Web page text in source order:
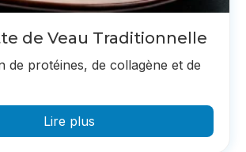
de Veau Traditionnelle
de protéines, de collagène et de
Lire plus